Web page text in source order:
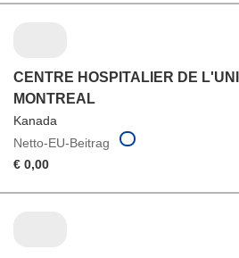
CENTRE HOSPITALIER DE
MONTREAL
Kanada
Netto-EU-Beitrag
€ 0,00